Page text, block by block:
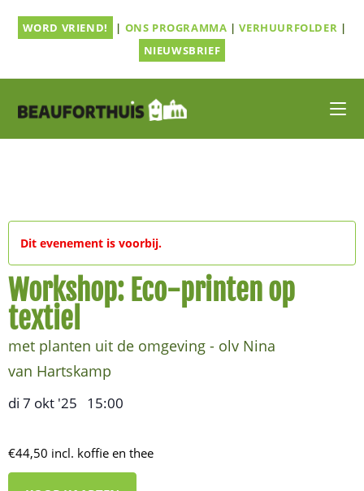
naarWORD VRIEND! | ONS PROGRAMMA |VERHUURFOLDER |
NIEUWSBRIEF
Dit evenement is voorbij.
Workshop: Eco-printen op
textiel
met planten uit de omgeving - olv Nina
van Hartskamp
di 7 okt '25 15:00
€44,50 incl. koffie en thee